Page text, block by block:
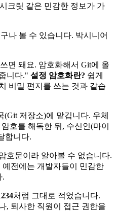
크릿 같은 민감한 정보가 가
나 볼 수 있습니다. 박시니어
면 돼요. 암호화해서 Git에 올
니다." 설정 암호화란? 쉽게
비밀 편지를 쓰는 것과 같습
저장소)에 맡깁니다. 우체
호를 해독한 뒤, 수신인(마이
합니다.
호문이라 알아볼 수 없습니다.
예전에는 개발자들이 민감한
.
처럼 그대로 적었습니다.
, 퇴사한 직원이 접근 권한을